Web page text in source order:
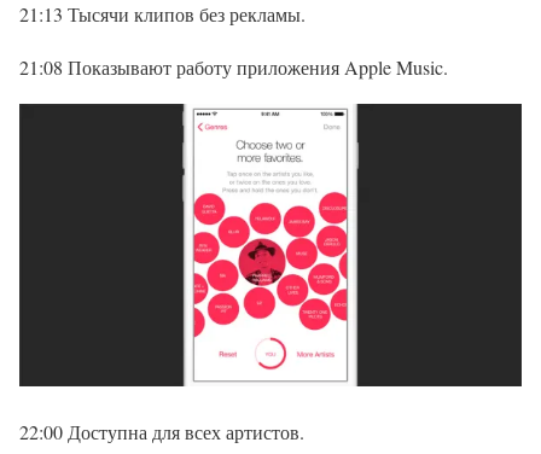
21:13 Тысячи клипов без рекламы.
21:08 Показывают работу приложения Apple Music.
22:00 Доступна для всех артистов.